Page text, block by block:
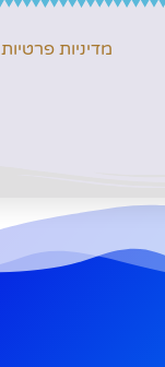
מדיניות פרטיות